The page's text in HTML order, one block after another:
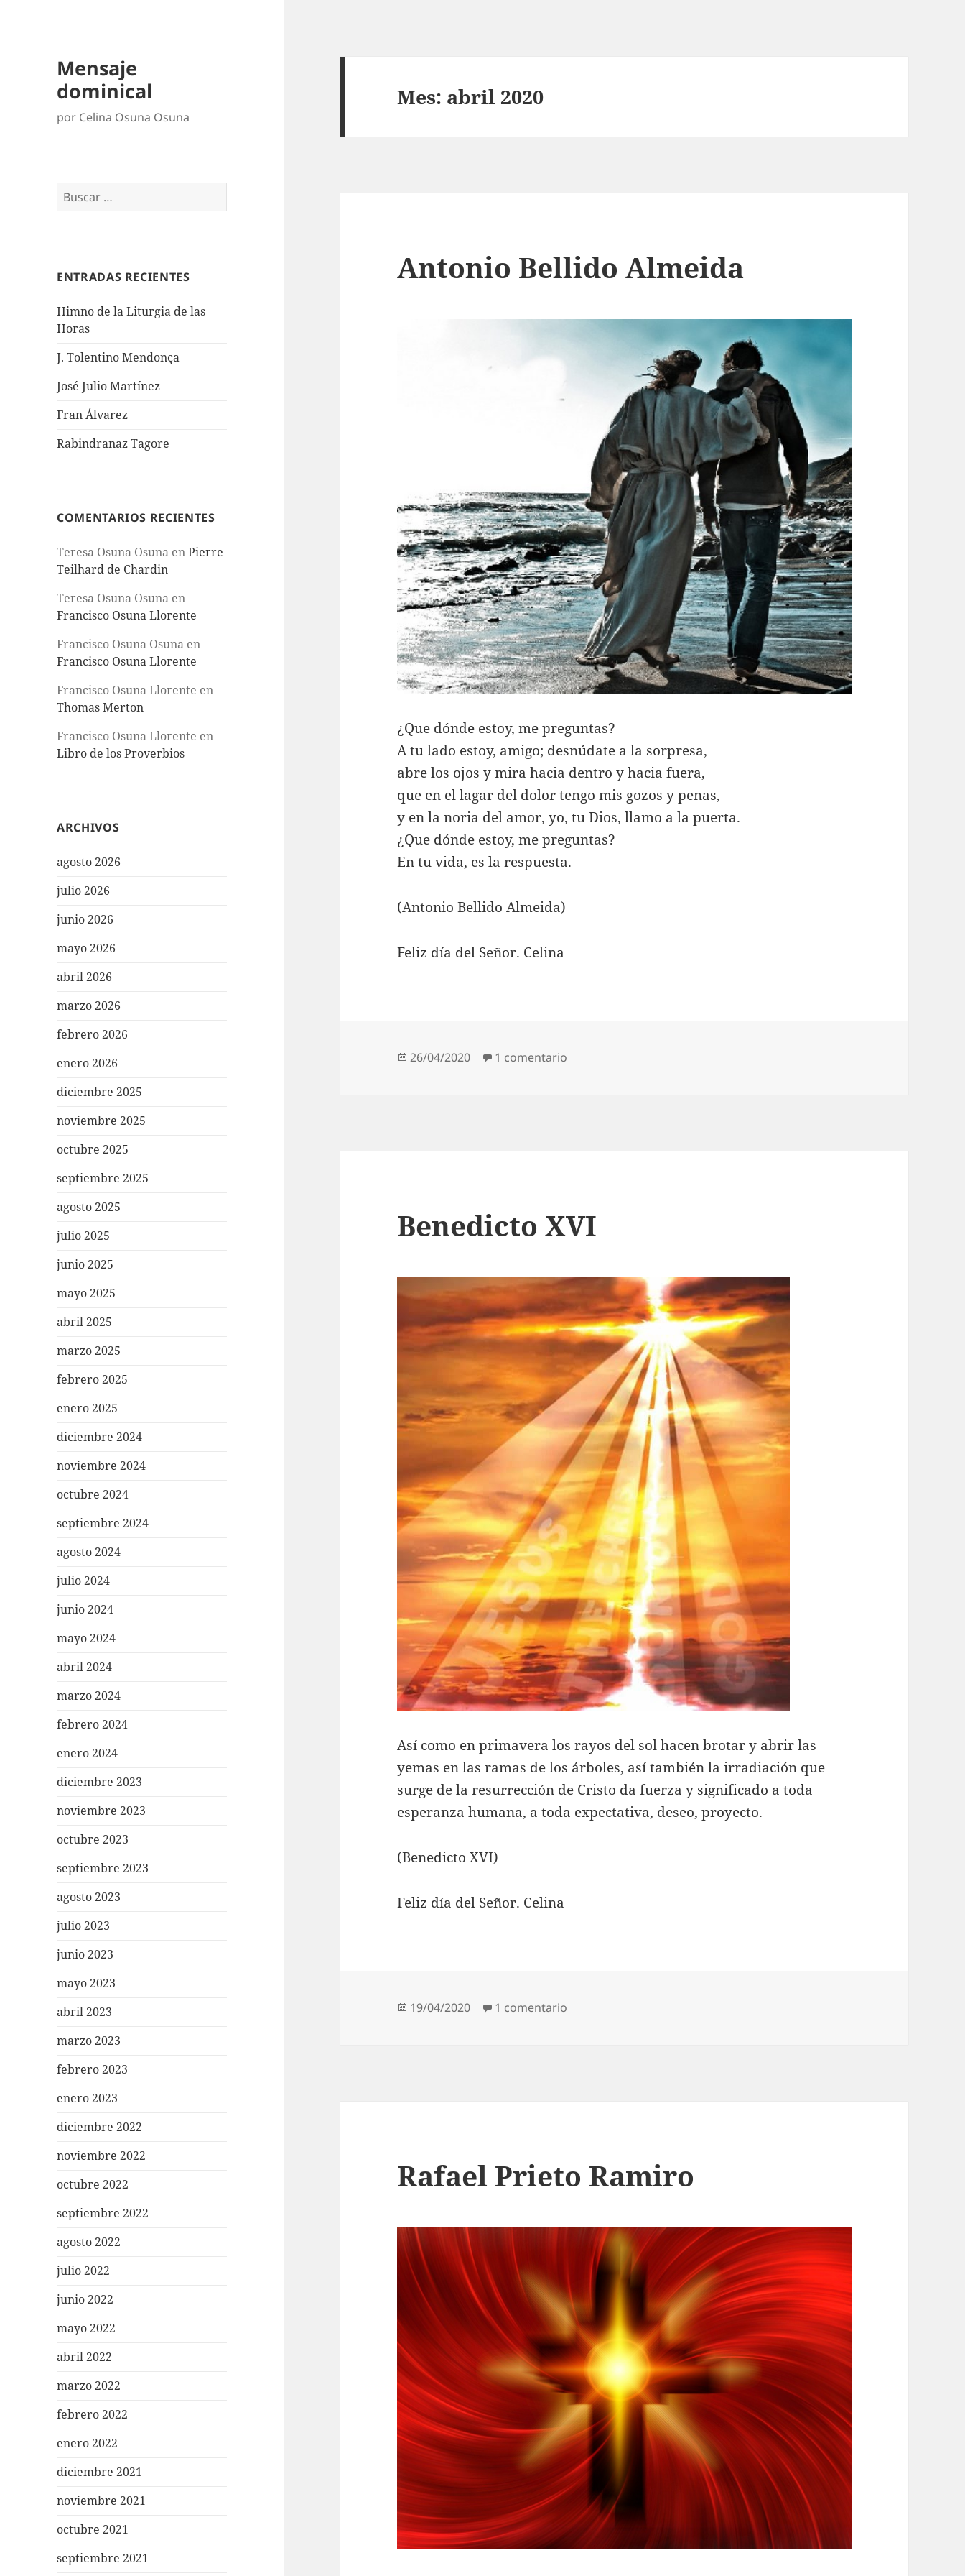
Mensaje
dominical
por Celina Osuna Osuna
Buscar:
ENTRADAS RECIENTES
Himno de la Liturgia de las
Horas
J. Tolentino Mendonça
José Julio Martínez
Fran Álvarez
Rabindranaz Tagore
COMENTARIOS RECIENTES
Teresa Osuna Osuna enPierre
Teilhard de Chardin
Teresa Osuna Osuna en
Francisco Osuna Llorente
Francisco Osuna Osuna en
Francisco Osuna Llorente
Francisco Osuna Llorente en
Thomas Merton
Francisco Osuna Llorente en
Libro de los Proverbios
ARCHIVOS
agosto 2026
julio 2026
junio 2026
mayo 2026
abril 2026
marzo 2026
febrero 2026
enero 2026
diciembre 2025
noviembre 2025
octubre 2025
septiembre 2025
agosto 2025
julio 2025
junio 2025
mayo 2025
abril 2025
marzo 2025
febrero 2025
enero 2025
diciembre 2024
noviembre 2024
octubre 2024
septiembre 2024
agosto 2024
julio 2024
junio 2024
mayo 2024
abril 2024
marzo 2024
febrero 2024
enero 2024
diciembre 2023
noviembre 2023
octubre 2023
septiembre 2023
agosto 2023
julio 2023
junio 2023
mayo 2023
abril 2023
marzo 2023
febrero 2023
enero 2023
diciembre 2022
noviembre 2022
octubre 2022
septiembre 2022
agosto 2022
julio 2022
junio 2022
mayo 2022
abril 2022
marzo 2022
febrero 2022
enero 2022
diciembre 2021
noviembre 2021
octubre 2021
septiembre 2021
Mes: abril 2020
Antonio Bellido Almeida
¿Que dónde estoy, me preguntas?
A tu lado estoy, amigo; desnúdate a la sorpresa,
abre los ojos y mira hacia dentro y hacia fuera,
que en el lagar del dolor tengo mis gozos y penas,
y en la noria del amor, yo, tu Dios, llamo a la puerta.
¿Que dónde estoy, me preguntas?
En tu vida, es la respuesta.
(Antonio Bellido Almeida)
Feliz día del Señor. Celina
Publicado
26/04/2020 1 comentario
Benedicto XVI
Así como en primavera los rayos del sol hacen brotar y abrir las
yemas en las ramas de los árboles, así también la irradiación que
surge de la resurrección de Cristo da fuerza y significado a toda
esperanza humana, a toda expectativa, deseo, proyecto.
(Benedicto XVI)
Feliz día del Señor. Celina
Publicado
19/04/2020 1 comentario
Rafael Prieto Ramiro